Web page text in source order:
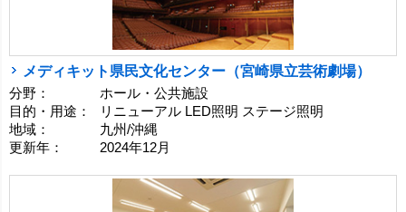
メディキット県民文化センター（宮崎県立芸術劇場）
分野：
ホール・公共施設
目的・用途：
リニューアル LED照明 ステージ照明
地域：
九州/沖縄
更新年：
2024年12月